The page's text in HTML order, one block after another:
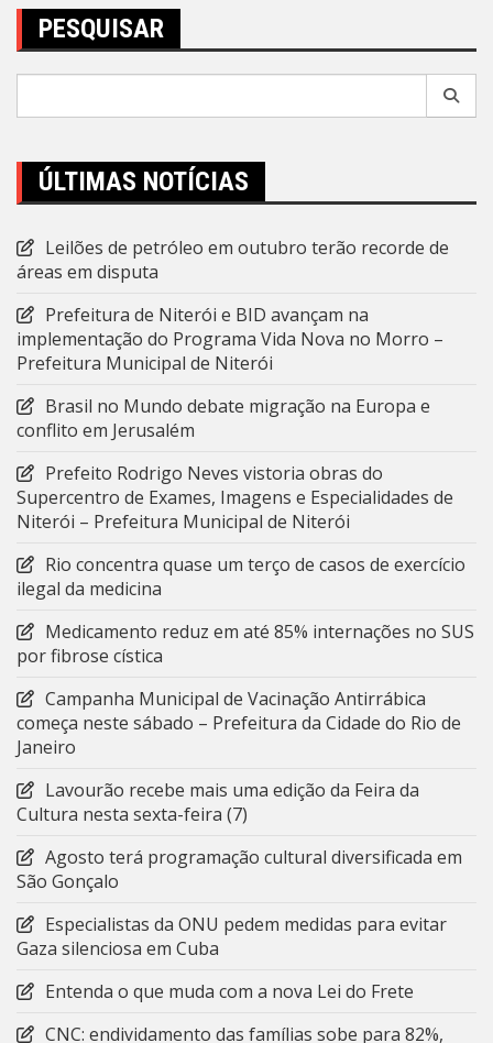
PESQUISAR
ÚLTIMAS NOTÍCIAS
Leilões de petróleo em outubro terão recorde de
áreas em disputa
Prefeitura de Niterói e BID avançam na
implementação do Programa Vida Nova no Morro –
Prefeitura Municipal de Niterói
Brasil no Mundo debate migração na Europa e
conflito em Jerusalém
Prefeito Rodrigo Neves vistoria obras do
Supercentro de Exames, Imagens e Especialidades de
Niterói – Prefeitura Municipal de Niterói
Rio concentra quase um terço de casos de exercício
ilegal da medicina
Medicamento reduz em até 85% internações no SUS
por fibrose cística
Campanha Municipal de Vacinação Antirrábica
começa neste sábado – Prefeitura da Cidade do Rio de
Janeiro
Lavourão recebe mais uma edição da Feira da
Cultura nesta sexta-feira (7)
Agosto terá programação cultural diversificada em
São Gonçalo
Especialistas da ONU pedem medidas para evitar
Gaza silenciosa em Cuba
Entenda o que muda com a nova Lei do Frete
CNC: endividamento das famílias sobe para 82%,